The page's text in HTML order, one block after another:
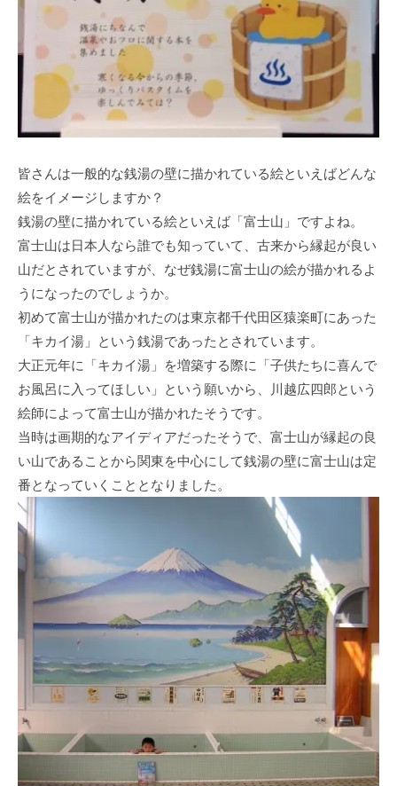
皆さんは一般的な銭湯の壁に描かれている絵といえばどんな
絵をイメージしますか？
銭湯の壁に描かれている絵といえば「富士山」ですよね。
富士山は日本人なら誰でも知っていて、古来から縁起が良い
山だとされていますが、なぜ銭湯に富士山の絵が描かれるよ
うになったのでしょうか。
初めて富士山が描かれたのは東京都千代田区猿楽町にあった
「キカイ湯」という銭湯であったとされています。
大正元年に「キカイ湯」を増築する際に「子供たちに喜んで
お風呂に入ってほしい」という願いから、川越広四郎という
絵師によって富士山が描かれたそうです。
当時は画期的なアイディアだったそうで、富士山が縁起の良
い山であることから関東を中心にして銭湯の壁に富士山は定
番となっていくこととなりました。